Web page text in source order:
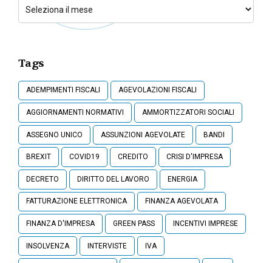
Tags
ADEMPIMENTI FISCALI AGEVOLAZIONI FISCALI
AGGIORNAMENTI NORMATIVI AMMORTIZZATORI SOCIALI
ASSEGNO UNICO ASSUNZIONI AGEVOLATE BANDI
BREXIT COVID19 CREDITO CRISI D'IMPRESA
DECRETO DIRITTO DEL LAVORO ENERGIA
FATTURAZIONE ELETTRONICA FINANZA AGEVOLATA
FINANZA D'IMPRESA GREEN PASS INCENTIVI IMPRESE
INSOLVENZA INTERVISTE IVA